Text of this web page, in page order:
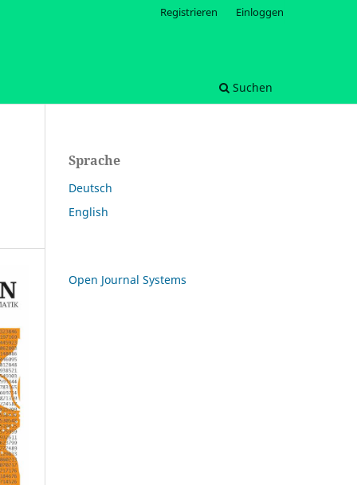
Suchen
Registrieren Einloggen
Sprache
Deutsch
English
Open Journal Systems